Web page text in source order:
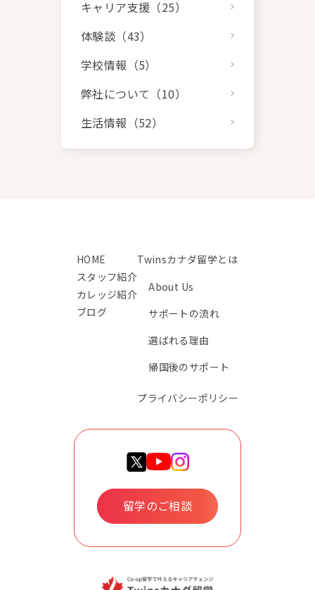
キャリア支援（25）
体験談（43）
学校情報（5）
弊社について（10）
生活情報（52）
HOME
スタッフ紹介
カレッジ紹介
ブログ
Twinsカナダ留学とは
About Us
サポートの流れ
選ばれる理由
帰国後のサポート
プライバシーポリシー
留学のご相談